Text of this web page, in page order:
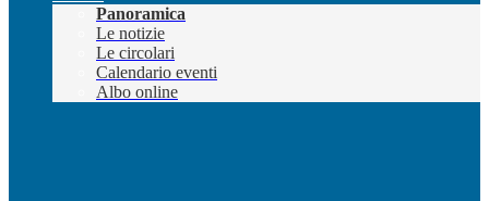
Panoramica
Le notizie
Le circolari
Calendario eventi
Albo online